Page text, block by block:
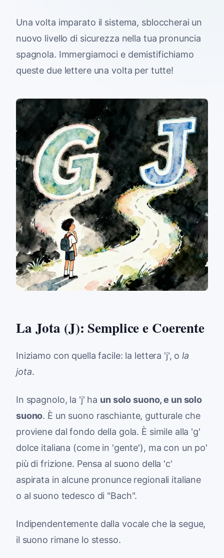
Una volta imparato il sistema, sbloccherai un
nuovo livello di sicurezza nella tua pronuncia
spagnola. Immergiamoci e demistifichiamo
queste due lettere una volta per tutte!
La Jota (J): Semplice e Coerente
Iniziamo con quella facile: la lettera 'j', ola
jota.
In spagnolo, la 'j' ha un solo suono, e un solo
suono. È un suono raschiante, gutturale che
proviene dal fondo della gola. È simile alla 'g'
dolce italiana (come in 'gente'), ma con un po'
più di frizione. Pensa al suono della 'c'
aspirata in alcune pronunce regionali italiane
o al suono tedesco di "Bach".
Indipendentemente dalla vocale che la segue,
il suono rimane lo stesso.